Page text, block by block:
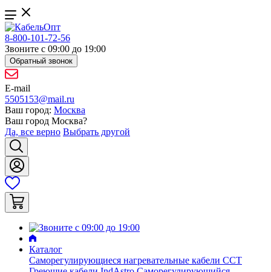
8-800-101-72-56
Звоните с 09:00 до 19:00
Обратный звонок
E-mail
5505153@mail.ru
Ваш город: Москва
Ваш город Москва?
Да, все верно Выбрать другой
Каталог
Саморегулирующиеся нагревательные кабели ССТ